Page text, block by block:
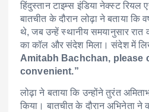
हिंदुस्तान टाइम्स इंडिया नेक्स्ट
बातचीत के दौरान लोढ़ा ने बताया कि
थे, जब उन्हें स्थानीय समयानुसार रात
का कॉल और संदेश मिला। संदेश में
Amitabh Bachchan, please
convenient.”
लोढ़ा ने बताया कि उन्होंने तुरंत
किया। बातचीत के दौरान अभिनेता ने